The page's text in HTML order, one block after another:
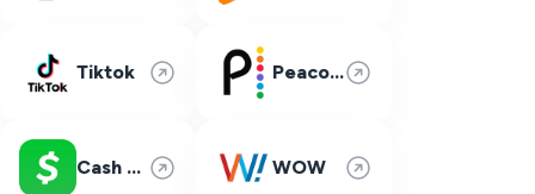
Tiktok Peacock
Cash App WOW